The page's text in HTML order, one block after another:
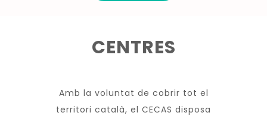
CENTRES
Amb la voluntat de cobrir tot el
territori català, el CECAS disposa